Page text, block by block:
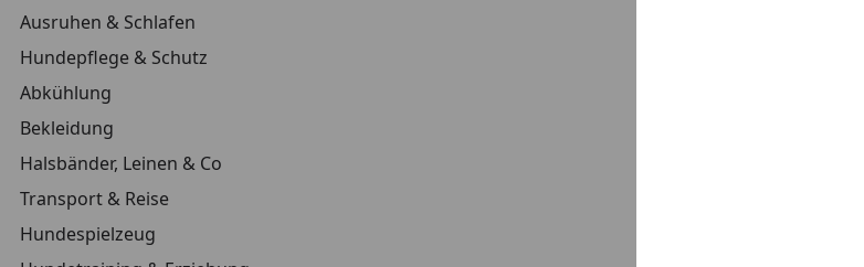
Ausruhen & Schlafen
Hundepflege & Schutz
Abkühlung
Bekleidung
Halsbänder, Leinen & Co
Transport & Reise
Hundespielzeug